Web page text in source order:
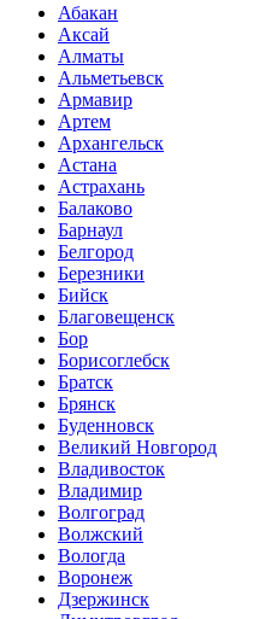
Абакан
Аксай
Алматы
Альметьевск
Армавир
Артем
Архангельск
Астана
Астрахань
Балаково
Барнаул
Белгород
Березники
Бийск
Благовещенск
Бор
Борисоглебск
Братск
Брянск
Буденновск
Великий Новгород
Владивосток
Владимир
Волгоград
Волжский
Вологда
Воронеж
Дзержинск